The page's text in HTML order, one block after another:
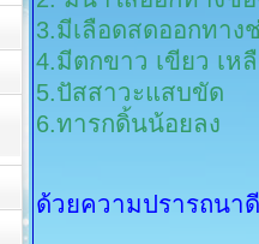
3.มีเลือดสดออกทาง
4.มีตกขาว เขียว เห
5.ปัสสาวะแสบขัด
6.ทารกดิ้นน้อยลง
ด้วยความปรารถนา